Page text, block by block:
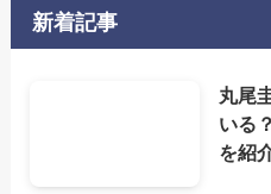
新着記事
丸尾
いる
を紹